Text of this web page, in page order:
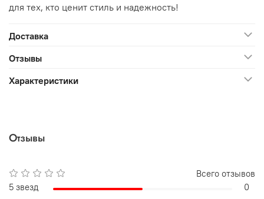
для тех, кто ценит стиль и надежность!
Доставка
Отзывы
Характеристики
Отзывы
Всего отзывов
5 звезд
0